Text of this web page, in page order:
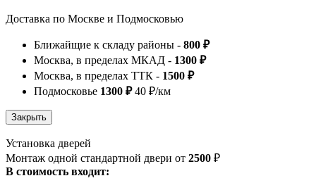
Доставка по Москве и Подмосковью
Ближайщие к складу районы - 800 ₽
Москва, в пределах МКАД - 1300 ₽
Москва, в пределах ТТК - 1500 ₽
Подмосковье 1300 ₽40 ₽/км
Установка дверей
Монтаж одной стандартной двери от 2500 ₽
В стоимость входит: